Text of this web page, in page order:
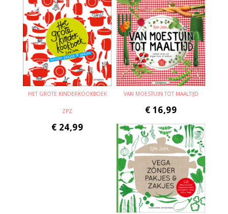
HET GROTE KINDERKOOKBOEK
ZPZ
€ 24,99
VAN MOESTUIN TOT MAALTIJD
€ 16,99